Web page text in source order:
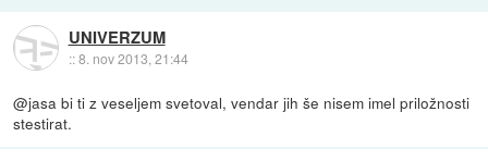
UNIVERZUM
::8. nov 2013, 21:44
@jasa bi ti z veseljem svetoval, vendar jih še nisem imel priložnosti
stestirat.